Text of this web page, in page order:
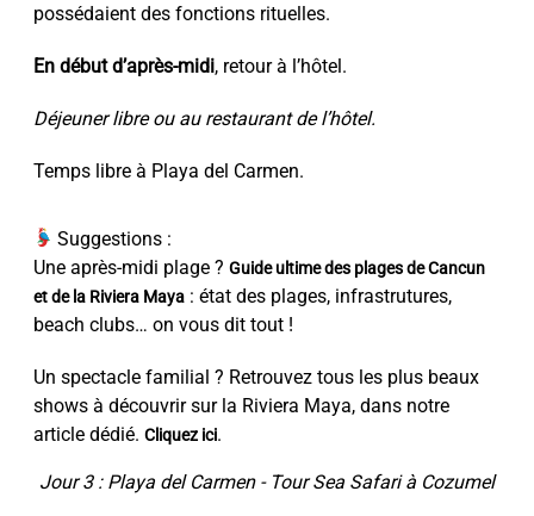
possédaient des fonctions rituelles.
En début d’après-midi, retour à l’hôtel.
Déjeuner libre ou au restaurant de l’hôtel.
Temps libre à Playa del Carmen.
Suggestions :
Une après-midi plage ? Guide ultime des plages de Cancun
et de la Riviera Maya: état des plages, infrastrutures,
beach clubs… on vous dit tout !
Un spectacle familial ? Retrouvez tous les plus beaux
shows à découvrir sur la Riviera Maya, dans notre
article dédié. Cliquez ici.
Jour 3 : Playa del Carmen - Tour Sea Safari à Cozumel